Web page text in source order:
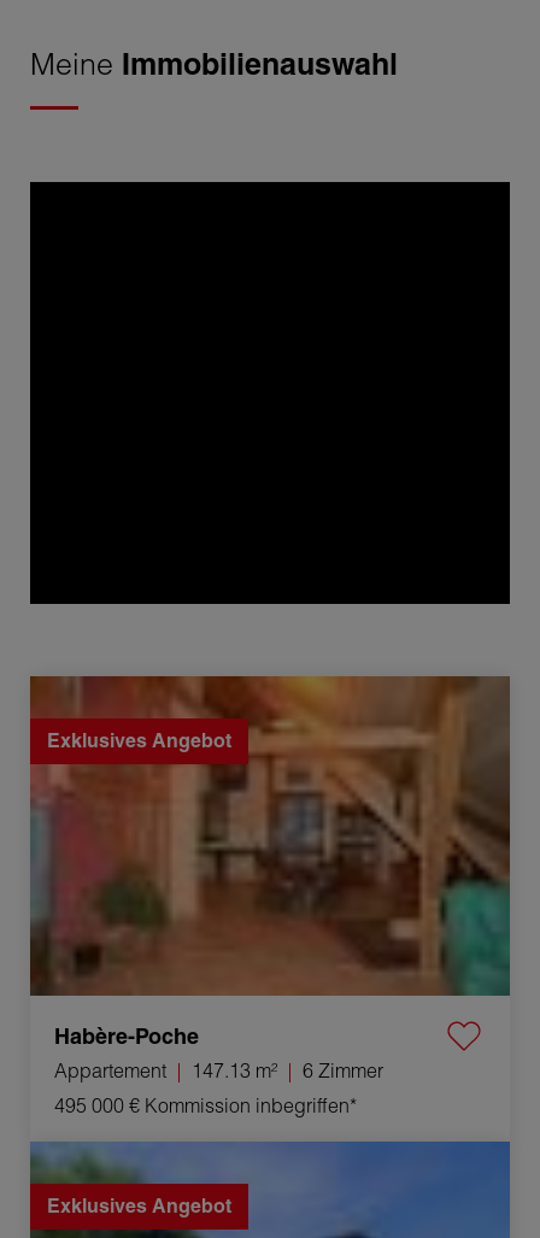
Meine Immobilienauswahl
Verkauf Appartement Habère-Poche 6 Zimmer 147.13 m²
Exklusives Angebot
Habère-Poche
Appartement 147.13 m²
6 Zimmer
495 000 € Kommission inbegriffen*
Verkauf Chalet Habère-Lullin 4 Zimmer 110 m²
Exklusives Angebot